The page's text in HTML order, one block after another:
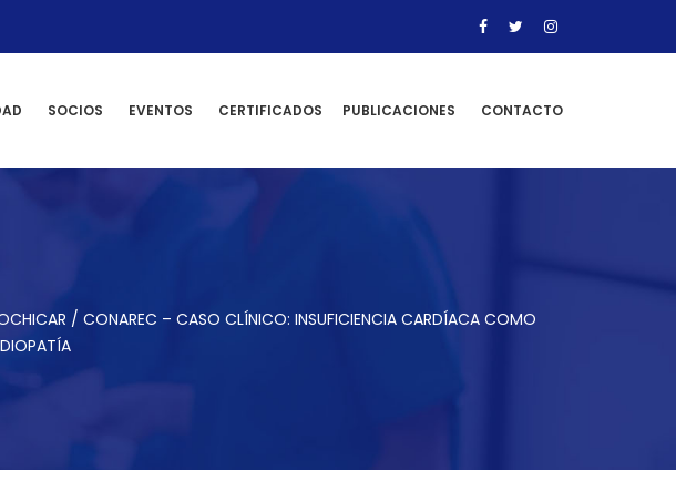
SOCIOS EVENTOS CERTIFICADOS PUBLICACIONES CONTACTO
/ CONAREC – CASO CLÍNICO: INSUFICIENCIA CARDÍACA COMO